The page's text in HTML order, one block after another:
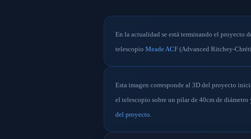
En la actualidad se está terminando el proyecto
telescopioMeade ACF(Advanced Ritchey-
Esta imagen corresponde al 3D del proyecto
el telescopio sobre un pilar de 40cm de
del proyecto